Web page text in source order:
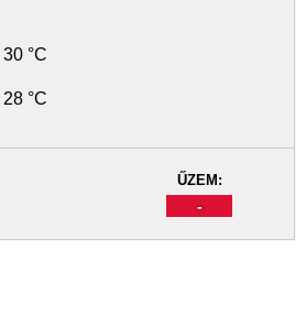
°C
°C
ŰZEM:
-